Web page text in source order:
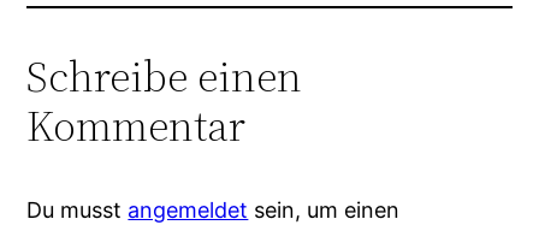
Schreibe einen
Kommentar
Du musst angemeldet sein, um einen